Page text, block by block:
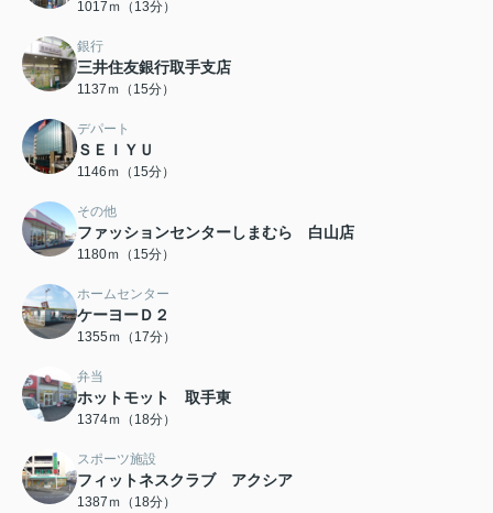
1017ｍ（13分）
銀行
三井住友銀行取手支店
1137ｍ（15分）
デパート
ＳＥＩＹＵ
1146ｍ（15分）
その他
ファッションセンターしまむら 白山店
1180ｍ（15分）
ホームセンター
ケーヨーＤ２
1355ｍ（17分）
弁当
ホットモット 取手東
1374ｍ（18分）
スポーツ施設
フィットネスクラブ アクシア
1387ｍ（18分）